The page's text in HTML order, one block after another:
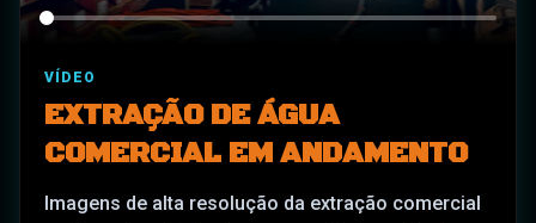
VÍDEO
EXTRAÇÃO DE ÁGUA
COMERCIAL EM ANDAMENTO
Imagens de alta resolução da extração comercial